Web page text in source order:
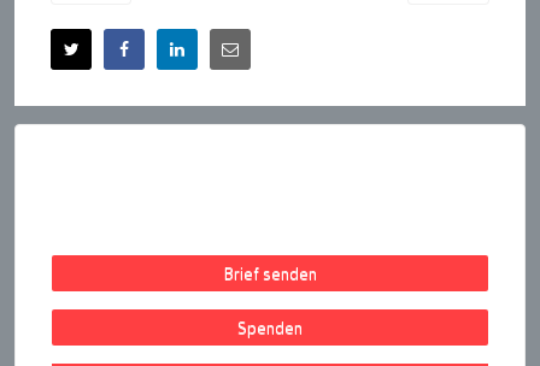
Brief senden
Spenden